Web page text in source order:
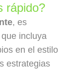
rápido?
, es
incluya
en el estilo
estrategias